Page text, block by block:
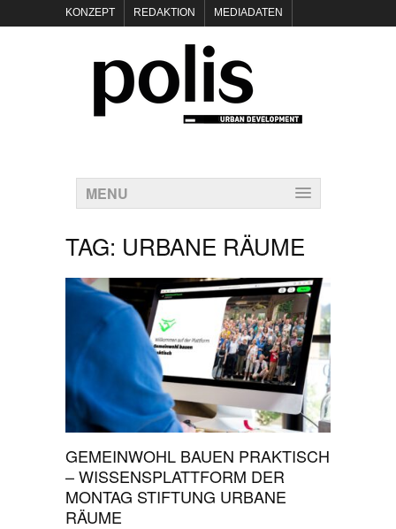
KONZEPT REDAKTION MEDIADATEN
POLIS KEYNOTES
KONTAKT DATENSCHUTZ IMPRESSUM
MENU
TAG: URBANE RÄUME
GEMEINWOHL BAUEN PRAKTISCH
– WISSENSPLATTFORM DER
MONTAG STIFTUNG URBANE
RÄUME